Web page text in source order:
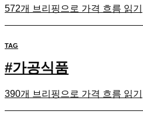
572개 브리핑으로 가격 흐름 읽기
TAG
#가공식품
390개 브리핑으로 가격 흐름 읽기